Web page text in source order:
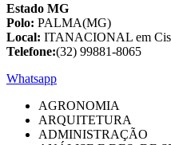
Estado MG
Polo: PALMA(MG)
Local: ITANACIONAL em
Telefone:(32) 99881-8065
Whatsapp
AGRONOMIA
ARQUITETURA
ADMINISTRAÇÃO